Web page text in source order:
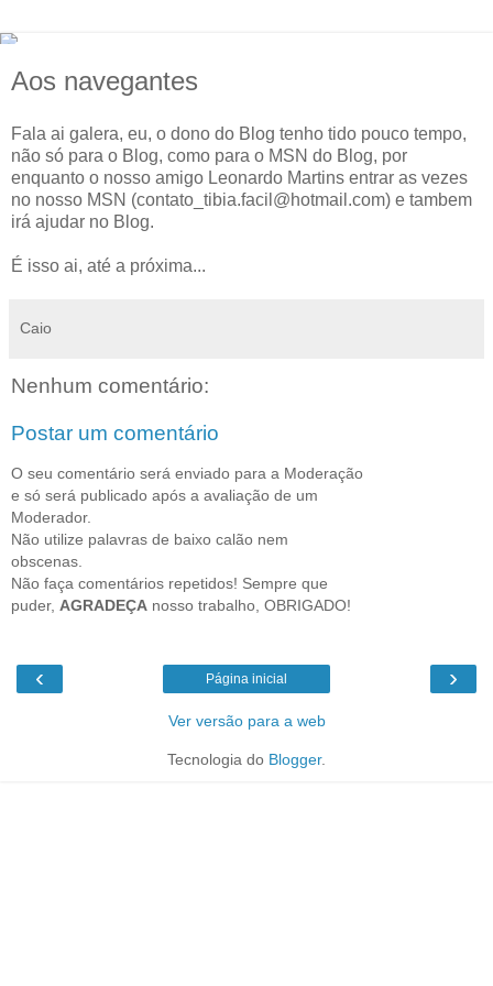
Aos navegantes
Fala ai galera, eu, o dono do Blog tenho tido pouco tempo,
não só para o Blog, como para o MSN do Blog, por
enquanto o nosso amigo Leonardo Martins entrar as vezes
no nosso MSN (contato_tibia.facil@hotmail.com) e tambem
irá ajudar no Blog.
É isso ai, até a próxima...
Caio
Nenhum comentário:
Postar um comentário
O seu comentário será enviado para a Moderação
e só será publicado após a avaliação de um
Moderador.
Não utilize palavras de baixo calão nem
obscenas.
Não faça comentários repetidos! Sempre que
puder, AGRADEÇA nosso trabalho, OBRIGADO!
‹ ›
Página inicial
Ver versão para a web
Tecnologia do Blogger.